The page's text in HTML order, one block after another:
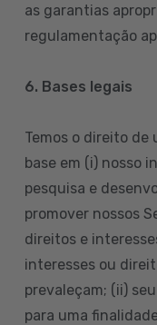
as garantias
regulamentação
6. Bases legais
Temos o direito de
base em (i) nosso
pesquisa e
promover nossos
direitos e
interesses ou
prevaleçam; (ii)
para uma